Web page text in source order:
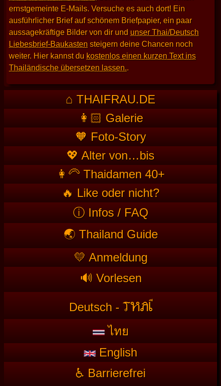
ernstgemeinte E-Mails. Versuche es auch dort! Ein
ausführlicher Brief auf schönem Briefpapier, ein paar
aussagekräftige Bilder von dir und unser Thai/Deutsch
Liebesbrief-Baukasten steigern deine Chancen noch
weiter. Hier kannst du kostenlos einen kurzen Text ins
Thailändische übersetzen lassen..
⌂ THAIFRAU.DE
👩🏻 Galerie
🧡 Foto-Story
💖 Alter von…bis
👩‍🦳 Thaidamen 40+
🔥 Like oder nicht?
ⓘ Infos / FAQ
🌏 Thailand Guide
💛 Anmeldung
🔊 Vorlesen
Deutsch - THAI
ไทย
English
♿ Barrierefrei